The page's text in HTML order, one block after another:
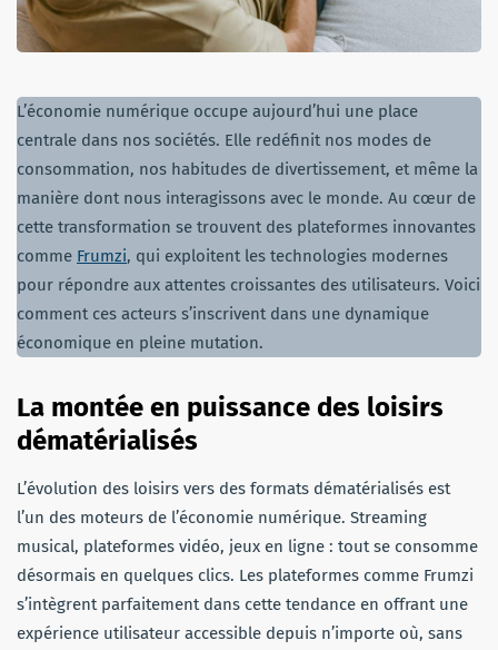
L’économie numérique occupe aujourd’hui une place
centrale dans nos sociétés. Elle redéfinit nos modes de
consommation, nos habitudes de divertissement, et même la
manière dont nous interagissons avec le monde. Au cœur de
cette transformation se trouvent des plateformes innovantes
comme Frumzi, qui exploitent les technologies modernes
pour répondre aux attentes croissantes des utilisateurs. Voici
comment ces acteurs s’inscrivent dans une dynamique
économique en pleine mutation.
La montée en puissance des loisirs
dématérialisés
L’évolution des loisirs vers des formats dématérialisés est
l’un des moteurs de l’économie numérique. Streaming
musical, plateformes vidéo, jeux en ligne : tout se consomme
désormais en quelques clics. Les plateformes comme Frumzi
s’intègrent parfaitement dans cette tendance en offrant une
expérience utilisateur accessible depuis n’importe où, sans